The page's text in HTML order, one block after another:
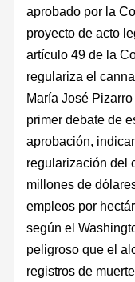
aprobado por la
proyecto de acto
artículo 49 de la
regulariza el
María José
primer debate de
aprobación,
regularización del
millones de
empleos por
según el
peligroso que el
registros de